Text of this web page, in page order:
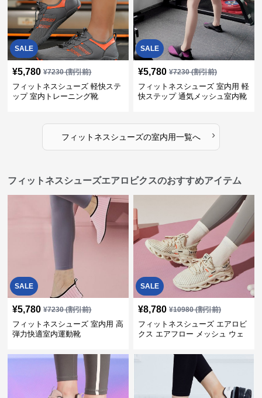
SALE
¥5,780 ¥7230(割引前)
フィットネスシューズ 軽快ステ
ップ 室内トレーニング靴
SALE
¥5,780 ¥7230(割引前)
フィットネスシューズ 室内用 軽
快ステップ 通気メッシュ室内靴
フィットネスシューズの室内用一覧へ ›
フィットネスシューズエアロビクスのおすすめアイテム
SALE
¥5,780 ¥7230(割引前)
フィットネスシューズ 室内用 高
弾力快適室内運動靴
SALE
¥8,780 ¥10980(割引前)
フィットネスシューズ エアロビ
クス エアフロー メッシュ ウェ